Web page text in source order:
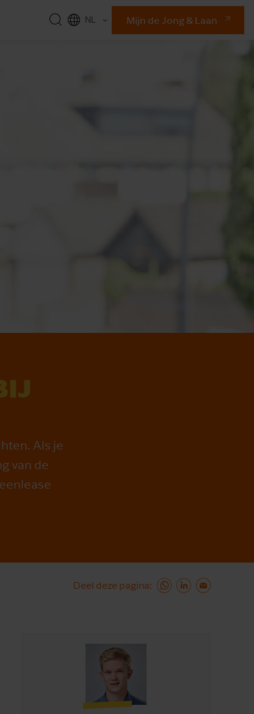
NL
Mijn de Jong & Laan
Als je
van de
Deel deze pagina